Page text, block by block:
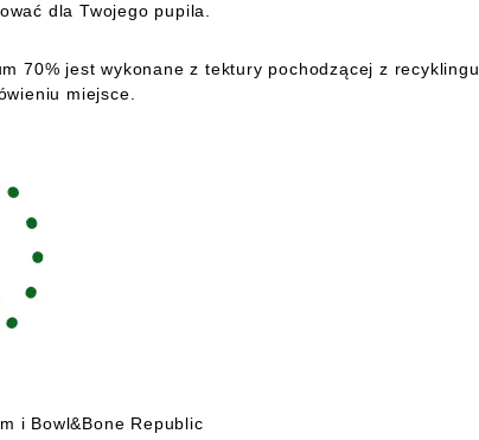
dla Twojego pupila.
70% jest wykonane z tektury pochodzącej z recyklingu,
miejsce.
i Bowl&Bone Republic